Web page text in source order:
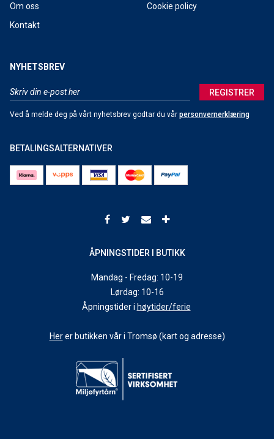
Om oss
Kontakt
Cookie policy
NYHETSBREV
REGISTRER
Ved å melde deg på vårt nyhetsbrev godtar du vår personvernerklæring
BETALINGSALTERNATIVER
ÅPNINGSTIDER I BUTIKK
Mandag - Fredag: 10-19
Lørdag: 10-16
Åpningstider i høytider/ferie
Herer butikken vår i Tromsø (kart og adresse)